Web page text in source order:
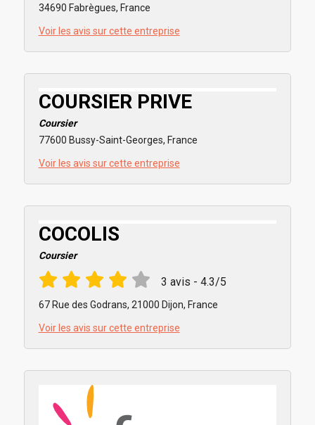
34690 Fabrègues, France
Voir les avis sur cette entreprise
COURSIER PRIVE
Coursier
77600 Bussy-Saint-Georges, France
Voir les avis sur cette entreprise
COCOLIS
Coursier
3 avis - 4.3/5
67 Rue des Godrans, 21000 Dijon, France
Voir les avis sur cette entreprise